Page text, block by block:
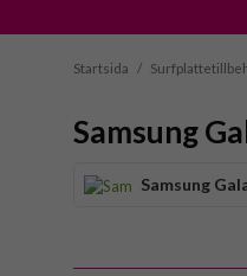
Startsida /
Samsung
Samsung